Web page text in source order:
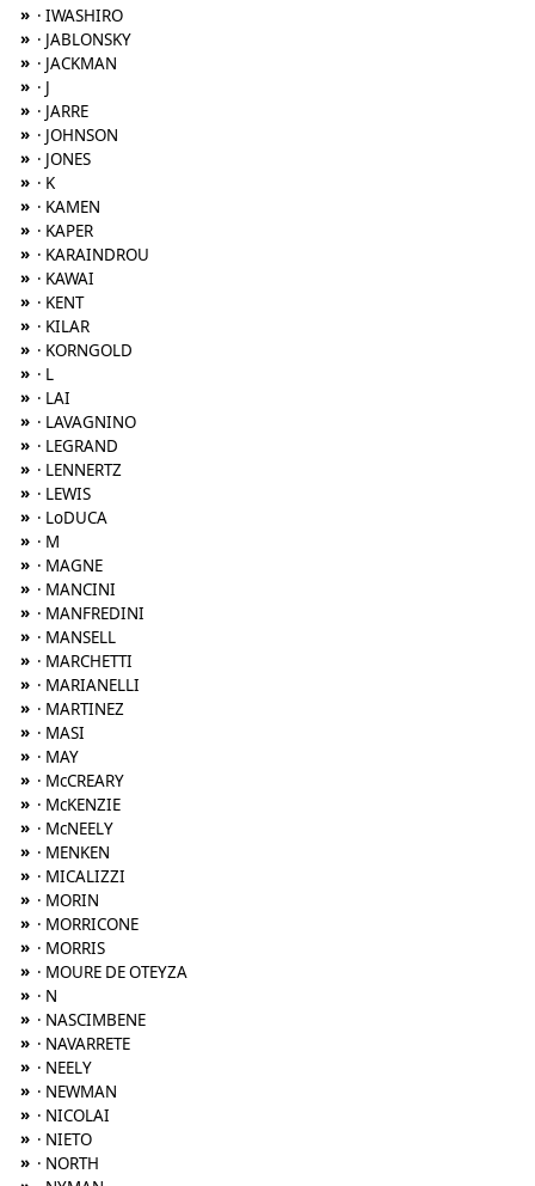
» · IWASHIRO
» · JABLONSKY
» · JACKMAN
» · J
» · JARRE
» · JOHNSON
» · JONES
» · K
» · KAMEN
» · KAPER
» · KARAINDROU
» · KAWAI
» · KENT
» · KILAR
» · KORNGOLD
» · L
» · LAI
» · LAVAGNINO
» · LEGRAND
» · LENNERTZ
» · LEWIS
» · LoDUCA
» · M
» · MAGNE
» · MANCINI
» · MANFREDINI
» · MANSELL
» · MARCHETTI
» · MARIANELLI
» · MARTINEZ
» · MASI
» · MAY
» · McCREARY
» · McKENZIE
» · McNEELY
» · MENKEN
» · MICALIZZI
» · MORIN
» · MORRICONE
» · MORRIS
» · MOURE DE OTEYZA
» · N
» · NASCIMBENE
» · NAVARRETE
» · NEELY
» · NEWMAN
» · NICOLAI
» · NIETO
» · NORTH